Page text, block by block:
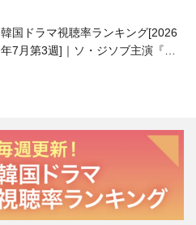
韓国ドラマ視聴率ランキング[2026
年7月第3週]｜ソ・ジソブ主演『エ